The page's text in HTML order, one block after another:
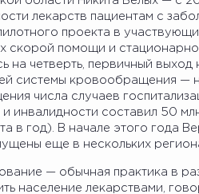
лекарств пациентам с
проекта в
скорой помощи и
на четверть, первичный выход
системы кровообращения —
числа случаев
инвалидности составил 50
в год). В начале этого года
еще в нескольких
— обычная практика в
население лекарствами,